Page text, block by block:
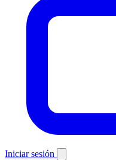
Iniciar sesión